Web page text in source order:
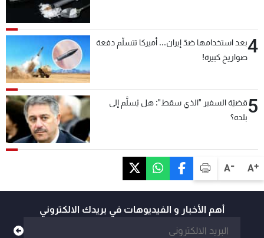
A+
A-
4بعد استخدامها ضدّ إيران... أميركا تتسلّم دفعة
صواريخ كبيرة!
5قضيّة السفير "الذي سقط": هل يُسلَّم إلى
بلده؟
أهم الأخبار و الفيديوهات في بريدك الالكتروني